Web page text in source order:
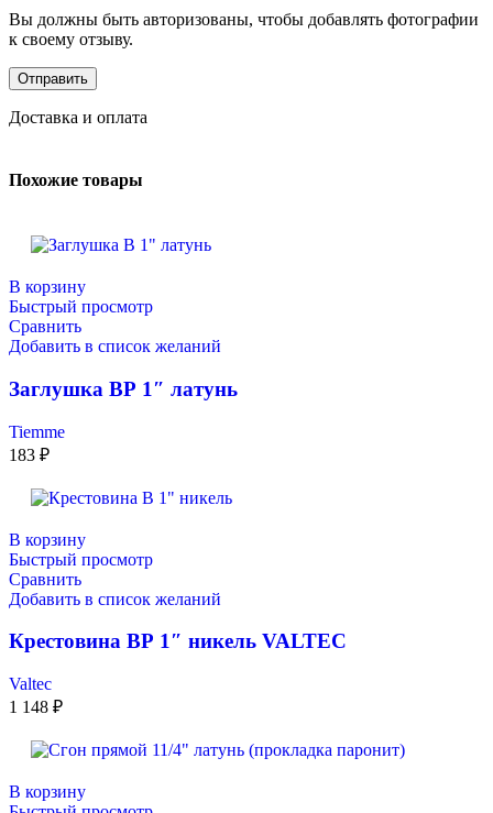
Вы должны быть авторизованы, чтобы добавлять фотографии
к своему отзыву.
Доставка и оплата
Похожие товары
В корзину
Быстрый просмотр
Сравнить
Добавить в список желаний
Заглушкa ВР 1″ латунь
Tiemme
183 ₽
В корзину
Быстрый просмотр
Сравнить
Добавить в список желаний
Крестовина ВР 1″ никель VALTEC
Valtec
1 148 ₽
В корзину